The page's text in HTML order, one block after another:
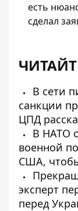
есть
сделал
В сети
санкции
ЦПД
В НАТО
военной
США,
эксперт
перед